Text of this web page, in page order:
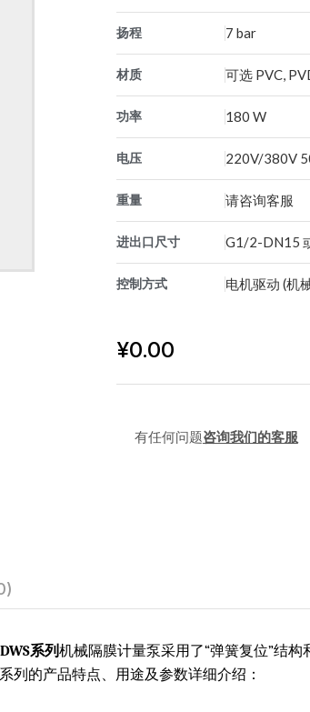
扬程 7 bar
材质 可选 PVC,
功率 180 W
电压 220V/380V
重量 请咨询客服
进出口尺寸 G1/2-DN15
控制方式 电机驱动 (机
¥0.00
有任何问题咨询我们的客服
系列机械隔膜计量泵采用了“弹簧复位”结
列的产品特点、用途及参数详细介绍：